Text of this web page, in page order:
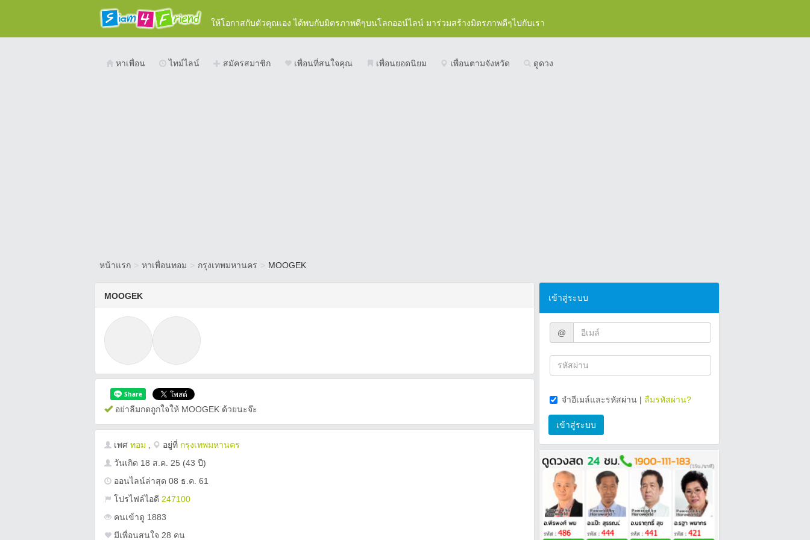
ให้โอกาสกับตัวคุณเอง ได้พบกับมิตรภาพดีๆบนโลกออน์ไลน์ มาร่วมสร้างมิตรภาพดีๆไปกับเรา
หาเพื่อน ไทม์ไลน์ สมัครสมาชิก เพื่อนที่สนใจคุณ เพื่อนยอดนิยม เพื่อนตามจังหวัด ดูดวง
หน้าแรก > หาเพื่อนทอม > กรุงเทพมหานคร > MOOGEK
MOOGEK
อย่าลืมกดถูกใจให้ MOOGEK ด้วยนะจ๊ะ
เพศ ทอม อยู่ที่ กรุงเทพมหานคร
วันเกิด 18 ส.ค. 25 (43 ปี)
ออนไลน์ล่าสุด 08 ธ.ค. 61
โปรไฟล์ไอดี 247100
คนเข้าดู 1883
มีเพื่อนสนใจ 28 คน
เข้าสู่ระบบ
@
จำอีเมล์และรหัสผ่าน | ลืมรหัสผ่าน?
เข้าสู่ระบบ